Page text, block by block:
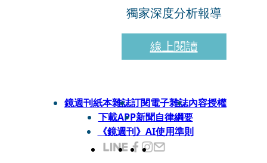
獨家深度分析報導
線上閱讀
鏡週刊紙本雜誌訂閱電子雜誌內容授權
下載APP新聞自律綱要
《鏡週刊》AI使用準則